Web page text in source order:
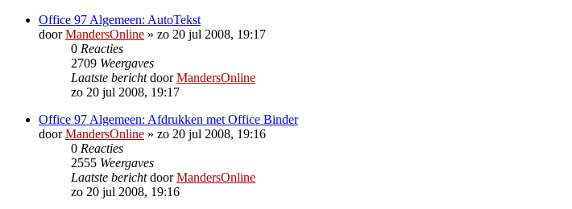
Office 97 Algemeen: AutoTekst
doorMandersOnline » zo 20 jul 2008, 19:17
0 Reacties
2709 Weergaves
Laatste berichtdoorMandersOnline
zo 20 jul 2008, 19:17
Office 97 Algemeen: Afdrukken met Office Binder
doorMandersOnline » zo 20 jul 2008, 19:16
0 Reacties
2555 Weergaves
Laatste berichtdoorMandersOnline
zo 20 jul 2008, 19:16